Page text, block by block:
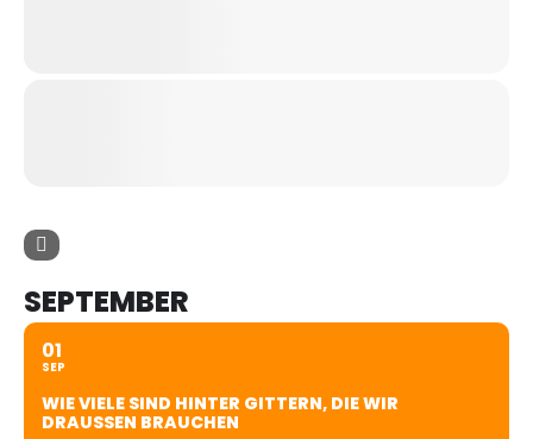
SEPTEMBER
01
SEP
WIE VIELE SIND HINTER GITTERN, DIE WIR
DRAUSSEN BRAUCHEN